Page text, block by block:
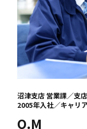
沼津支店 営業課／支
2005年入社／キャリ
O.M